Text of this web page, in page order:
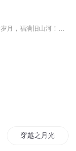
穿越之月光宝盒